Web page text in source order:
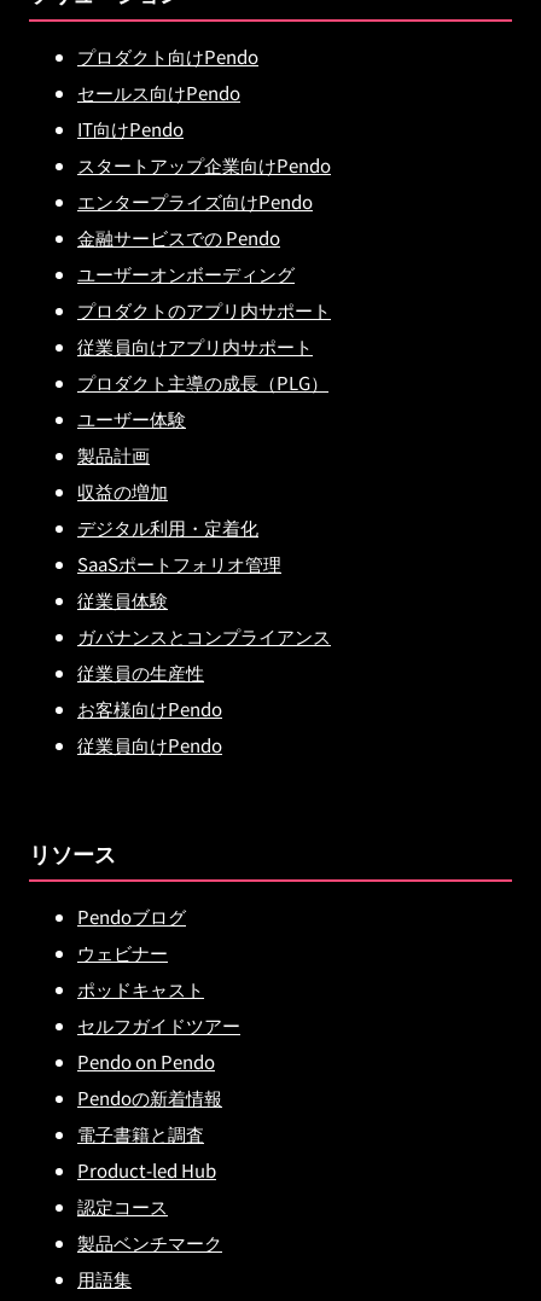
プロダクト向けPendo
セールス向けPendo
IT向けPendo
スタートアップ企業向けPendo
エンタープライズ向けPendo
金融サービスでの Pendo
ユーザーオンボーディング
プロダクトのアプリ内サポート
従業員向けアプリ内サポート
プロダクト主導の成長（PLG）
ユーザー体験
製品計画
収益の増加
デジタル利用・定着化
SaaSポートフォリオ管理
従業員体験
ガバナンスとコンプライアンス
従業員の生産性
お客様向けPendo
従業員向けPendo
リソース
Pendoブログ
ウェビナー
ポッドキャスト
セルフガイドツアー
Pendo on Pendo
Pendoの新着情報
電子書籍と調査
Product-led Hub
認定コース
製品ベンチマーク
用語集